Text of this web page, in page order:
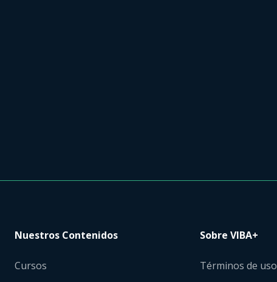
Nuestros Contenidos
Cursos
Sobre VIBA+
Términos de uso